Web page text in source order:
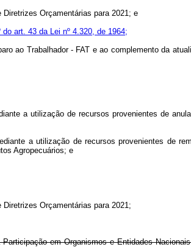
Orçamentárias para 2021; e
do art. 43 da Lei nº 4.320, de 1964;
ao Trabalhador - FAT e ao complemento da
a utilização de recursos provenientes de
a utilização de recursos provenientes de
Agropecuários; e
Orçamentárias para 2021;
em Organismos e Entidades